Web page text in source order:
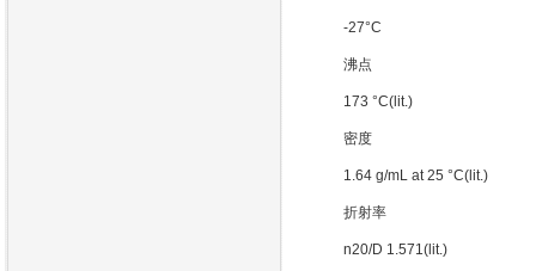
-27°C
沸点
173 °C(lit.)
密度
1.64 g/mL at 25 °C(lit.)
折射率
n20/D 1.571(lit.)